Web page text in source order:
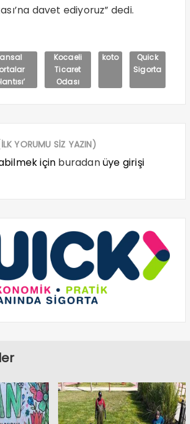
davet ediyoruz” dedi.
Kocaeli
Ticaret
Odası
koto
Quick
Sigorta
YORUMU SİZ YAZIN)
için buradanüye girişi